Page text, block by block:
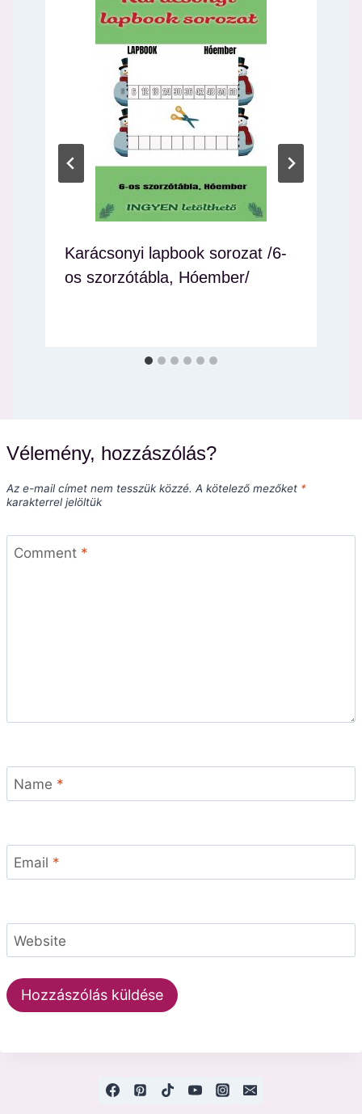
Karácsonyi lapbook sorozat /6-
os szorzótábla, Hóember/
Vélemény, hozzászólás?
Az e-mail címet nem tesszük közzé. A kötelező mezőket *
karakterrel jelöltük
Comment *
Name *
Email *
Website